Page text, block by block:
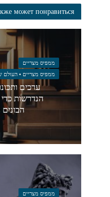
может понравиться
ממפיס מצריים
ממפיס מצריים • העולם
ערכים
הנדרשות
ממפיס מצריים